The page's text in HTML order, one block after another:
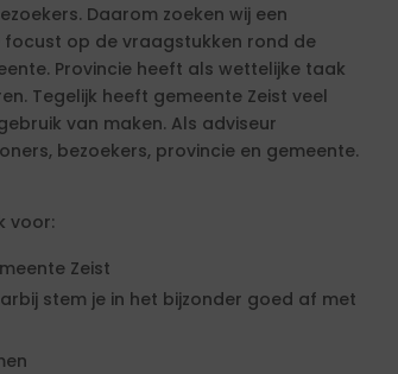
Daarom zoeken wij een
focust op de vraagstukken rond de
Provincie heeft als wettelijke taak
Tegelijk heeft gemeente Zeist veel
van maken. Als adviseur
bezoekers, provincie en gemeente.
voor:
Zeist
stem je in het bijzonder goed af met